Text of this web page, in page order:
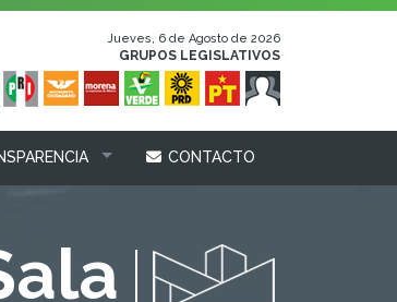
Jueves, 6 de Agosto de 2026
GRUPOS LEGISLATIVOS
CONTACTO